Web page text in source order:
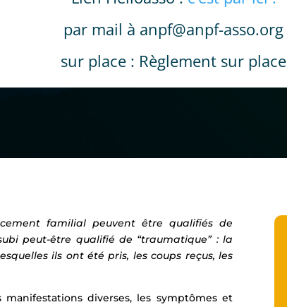
par mail à anpf@anpf-asso.org
sur place : Règlement sur place
familial peuvent être qualifiés de
peut-être qualifié de “traumatique” : la
ils ont été pris, les coups reçus, les
diverses, les symptômes et